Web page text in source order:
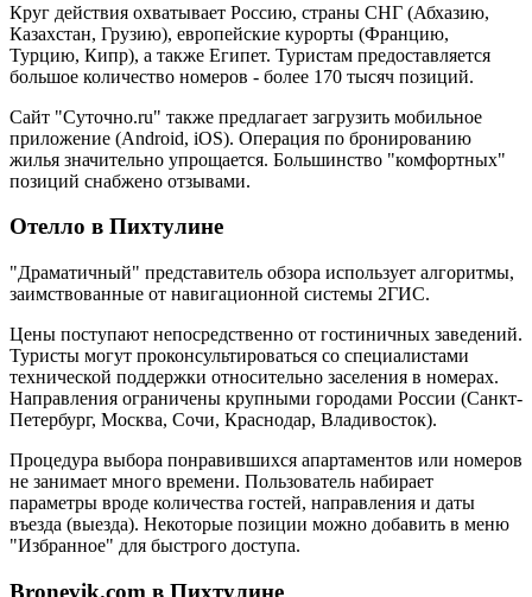
Круг действия охватывает Россию, страны СНГ (Абхазию,
Казахстан, Грузию), европейские курорты (Францию,
Турцию, Кипр), а также Египет. Туристам предоставляется
большое количество номеров - более 170 тысяч позиций.
Сайт "Суточно.ru" также предлагает загрузить мобильное
приложение (Android, iOS). Операция по бронированию
жилья значительно упрощается. Большинство "комфортных"
позиций снабжено отзывами.
Отелло в Пихтулине
"Драматичный" представитель обзора использует алгоритмы,
заимствованные от навигационной системы 2ГИС.
Цены поступают непосредственно от гостиничных заведений.
Туристы могут проконсультироваться со специалистами
технической поддержки относительно заселения в номерах.
Направления ограничены крупными городами России (Санкт-
Петербург, Москва, Сочи, Краснодар, Владивосток).
Процедура выбора понравившихся апартаментов или номеров
не занимает много времени. Пользователь набирает
параметры вроде количества гостей, направления и даты
въезда (выезда). Некоторые позиции можно добавить в меню
"Избранное" для быстрого доступа.
Bronevik.com в Пихтулине